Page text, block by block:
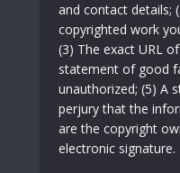
and contact details;
copyrighted work
(3) The exact URL
statement of good
unauthorized; (5) A
perjury that the
are the copyright
electronic signature.